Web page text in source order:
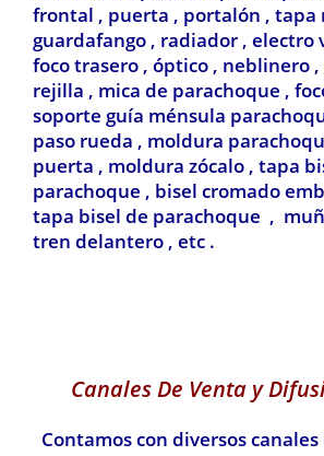
frontal , puerta , portalón , tapa
guardafango , radiador , electro
foco trasero , óptico , neblinero ,
rejilla , mica de parachoque ,
soporte guía ménsula
paso rueda , moldura
puerta , moldura zócalo , tapa
parachoque , bisel cromado
tapa bisel de parachoque ,
tren delantero , etc .
Canales De Venta y
Contamos con diversos